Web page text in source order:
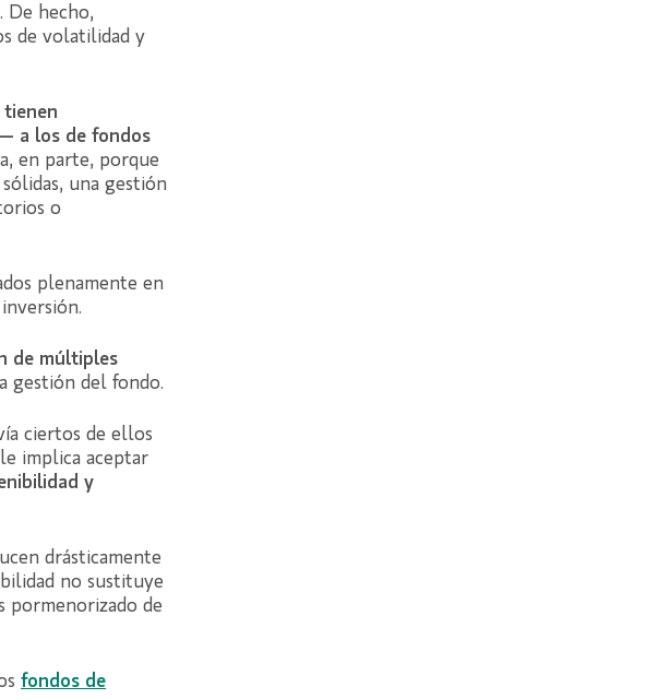
De hecho,
de volatilidad y
tienen
a los de fondos
en parte, porque
una gestión
o
plenamente en
de múltiples
gestión del fondo.
ciertos de ellos
implica aceptar
y
drásticamente
no sustituye
pormenorizado de
fondos de